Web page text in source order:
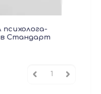
Стандарт